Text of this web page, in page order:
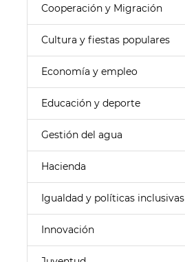
Cooperación y Migración
Cultura y fiestas populares
Economía y empleo
Educación y deporte
Gestión del agua
Hacienda
Igualdad y políticas inclusivas
Innovación